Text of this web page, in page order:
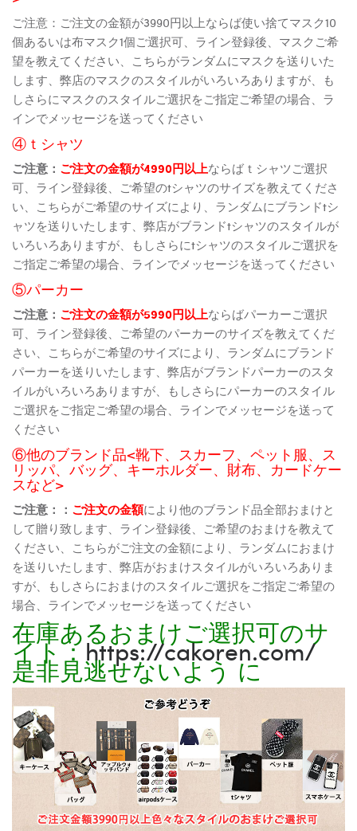
ご注意：ご注文の金額が3990円以上ならば使い捨てマスク10
個あるいは布マスク1個ご選択可、ライン登録後、マスクご希
望を教えてください、こちらがランダムにマスクを送りいた
します、弊店のマスクのスタイルがいろいろありますが、も
しさらにマスクのスタイルご選択をご指定ご希望の場合、ラ
インでメッセージを送ってください
④ｔシャツ
ご注意： ご注文の金額が4990円以上ならばｔシャツご選択
可、ライン登録後、ご希望のtシャツのサイズを教えてくださ
い、こちらがご希望のサイズにより、ランダムにブランドtシ
ャツを送りいたします、弊店がブランドtシャツのスタイルが
いろいろありますが、もしさらにtシャツのスタイルご選択を
ご指定ご希望の場合、ラインでメッセージを送ってください
⑤パーカー
ご注意： ご注文の金額が5990円以上ならばパーカーご選択
可、ライン登録後、ご希望のパーカーのサイズを教えてくだ
さい、こちらがご希望のサイズにより、ランダムにブランド
パーカーを送りいたします、弊店がブランドパーカーのスタ
イルがいろいろありますが、もしさらにパーカーのスタイル
ご選択をご指定ご希望の場合、ラインでメッセージを送って
ください
⑥他のブランド品<靴下、スカーフ、ペット服、ス
リッパ、バッグ、キーホルダー、財布、カードケー
スなど>
ご注意：： ご注文の金額により他のブランド品全部おまけと
して贈り致します、ライン登録後、ご希望のおまけを教えて
ください、こちらがご注文の金額により、ランダムにおまけ
を送りいたします、弊店がおまけスタイルがいろいろありま
すが、もしさらにおまけのスタイルご選択をご指定ご希望の
場合、ラインでメッセージを送ってください
在庫あるおまけご選択可のサ
イト：https://cakoren.com/
是非見逃せないよう に